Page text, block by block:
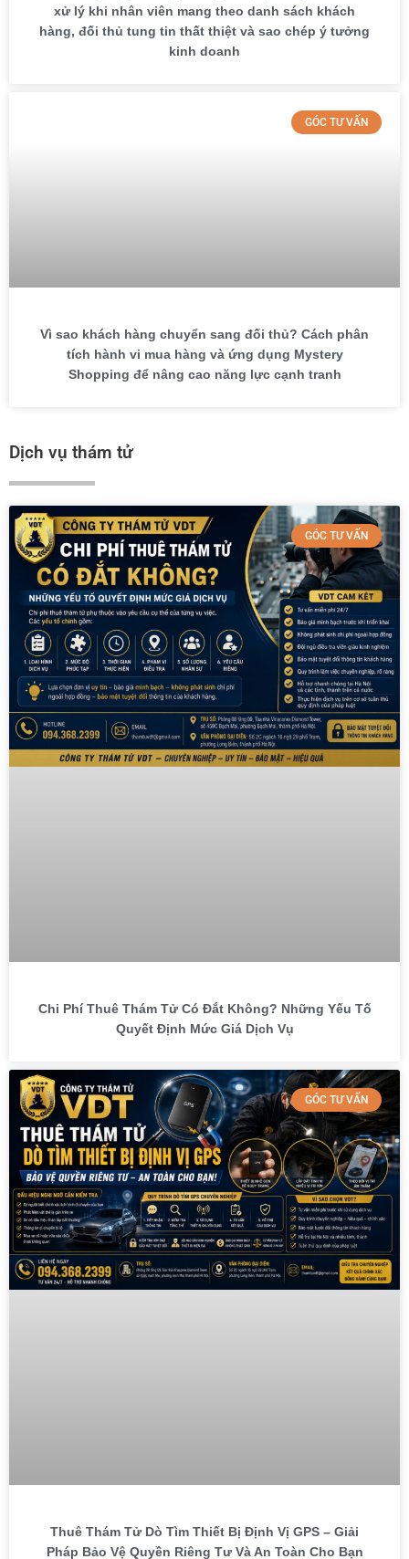
xử lý khi nhân viên mang theo danh sách khách
hàng, đối thủ tung tin thất thiệt và sao chép ý tưởng
kinh doanh
GÓC TƯ VẤN
Vì sao khách hàng chuyển sang đối thủ? Cách phân
tích hành vi mua hàng và ứng dụng Mystery
Shopping để nâng cao năng lực cạnh tranh
Dịch vụ thám tử
GÓC TƯ VẤN
Chi Phí Thuê Thám Tử Có Đắt Không? Những Yếu Tố
Quyết Định Mức Giá Dịch Vụ
GÓC TƯ VẤN
Thuê Thám Tử Dò Tìm Thiết Bị Định Vị GPS – Giải
Pháp Bảo Vệ Quyền Riêng Tư Và An Toàn Cho Bạn